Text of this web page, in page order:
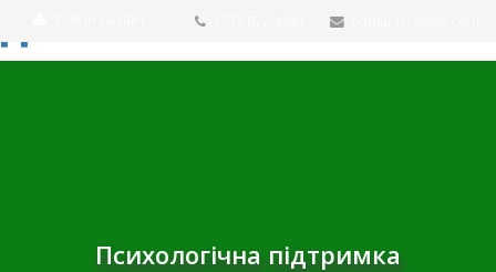
Психологічна підтримка